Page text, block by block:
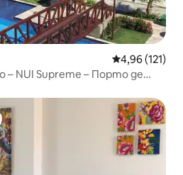
Средна
4,96 (121)
NUI Supreme – Порто де
гостите